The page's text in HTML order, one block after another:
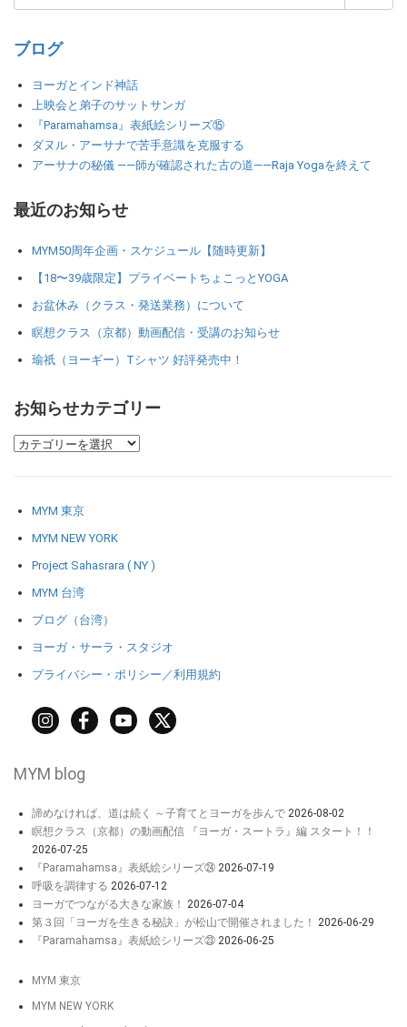
ブログ
ヨーガとインド神話
上映会と弟子のサットサンガ
『Paramahamsa』表紙絵シリーズ⑮
ダヌル・アーサナで苦手意識を克服する
アーサナの秘儀 ――師が確認された古の道――Raja Yogaを終えて
最近のお知らせ
MYM50周年企画・スケジュール【随時更新】
【18〜39歳限定】プライベートちょこっとYOGA
お盆休み（クラス・発送業務）について
瞑想クラス（京都）動画配信・受講のお知らせ
瑜祇（ヨーギー）Tシャツ 好評発売中！
お知らせカテゴリー
MYM 東京
MYM NEW YORK
Project Sahasrara ( NY )
MYM 台湾
ブログ（台湾）
ヨーガ・サーラ・スタジオ
プライバシー・ポリシー／利用規約
MYM blog
諦めなければ、道は続く ～子育てとヨーガを歩んで 2026-08-02
瞑想クラス（京都）の動画配信 『ヨーガ・スートラ』編 スタート！！
2026-07-25
『Paramahamsa』表紙絵シリーズ㉔ 2026-07-19
呼吸を調律する 2026-07-12
ヨーガでつながる大きな家族！ 2026-07-04
第３回「ヨーガを生きる秘訣」が松山で開催されました！ 2026-06-29
『Paramahamsa』表紙絵シリーズ㉓ 2026-06-25
MYM 東京
MYM NEW YORK